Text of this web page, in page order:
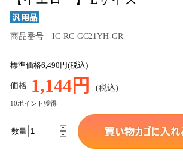
商品番号 IC-RC-GC21YH-GR
標準価格6,490円(税込)
価格 1,144円 (税込)
10ポイント獲得
数量